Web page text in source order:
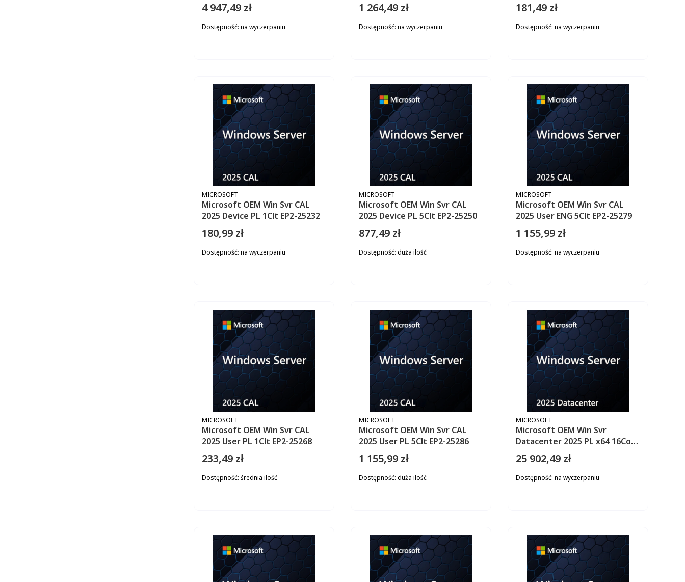
Cena
4 947,49 zł
Dostępność: na wyczerpaniu
Cena
1 264,49 zł
Dostępność: na wyczerpaniu
Cena
181,49 zł
Dostępność: na wyczerpaniu
Microsoft OEM Win Svr CAL
2025 Device PL 1Clt EP2-25232
PRODUCENT
MICROSOFT
Cena
180,99 zł
Dostępność: na wyczerpaniu
Microsoft OEM Win Svr CAL
2025 Device PL 5Clt EP2-25250
PRODUCENT
MICROSOFT
Cena
877,49 zł
Dostępność: duża ilość
Microsoft OEM Win Svr CAL
2025 User ENG 5Clt EP2-25279
PRODUCENT
MICROSOFT
Cena
1 155,99 zł
Dostępność: na wyczerpaniu
Microsoft OEM Win Svr CAL
2025 User PL 1Clt EP2-25268
PRODUCENT
MICROSOFT
Cena
233,49 zł
Dostępność: średnia ilość
Microsoft OEM Win Svr CAL
2025 User PL 5Clt EP2-25286
PRODUCENT
MICROSOFT
Cena
1 155,99 zł
Dostępność: duża ilość
Microsoft OEM Win Svr
Datacenter 2025 PL x64 16Core
DVD EP2-25156
PRODUCENT
MICROSOFT
Cena
25 902,49 zł
Dostępność: na wyczerpaniu